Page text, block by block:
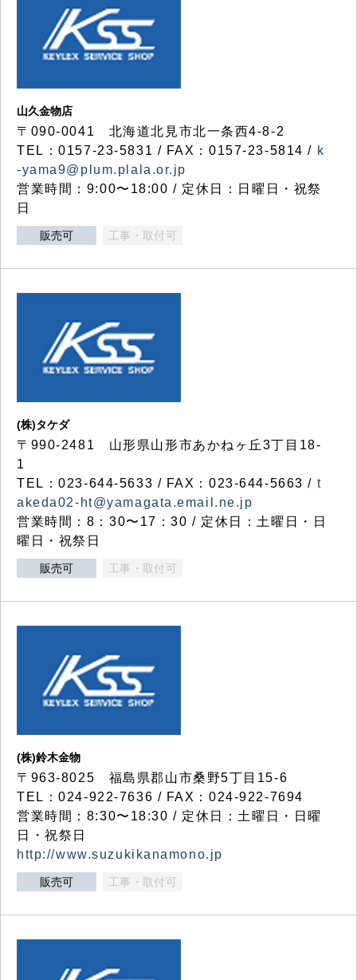
山久金物店
〒090-0041 北海道北見市北一条西4-8-2
TEL：0157-23-5831 / FAX：0157-23-5814 / k
-yama9@plum.plala.or.jp
営業時間：9:00〜18:00 / 定休日：日曜日・祝祭
日
販売可 工事・取付可
(株)タケダ
〒990-2481 山形県山形市あかねヶ丘3丁目18-
1
TEL：023-644-5633 / FAX：023-644-5663 / t
akeda02-ht@yamagata.email.ne.jp
営業時間：8：30〜17：30 / 定休日：土曜日・日
曜日・祝祭日
販売可 工事・取付可
(株)鈴木金物
〒963-8025 福島県郡山市桑野5丁目15-6
TEL：024-922-7636 / FAX：024-922-7694
営業時間：8:30〜18:30 / 定休日：土曜日・日曜
日・祝祭日
http://www.suzukikanamono.jp
販売可 工事・取付可